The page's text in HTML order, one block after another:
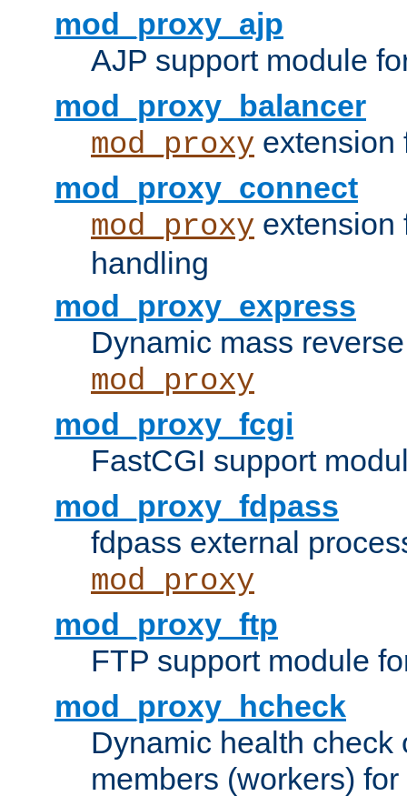
mod_proxy_ajp
AJP support module
mod_proxy_balancer
mod_proxy extension
mod_proxy_connect
mod_proxy
handling
mod_proxy_express
Dynamic mass
mod_proxy
mod_proxy_fcgi
FastCGI support
mod_proxy_fdpass
fdpass external
mod_proxy
mod_proxy_ftp
FTP support module
mod_proxy_hcheck
Dynamic health check
members (workers) for